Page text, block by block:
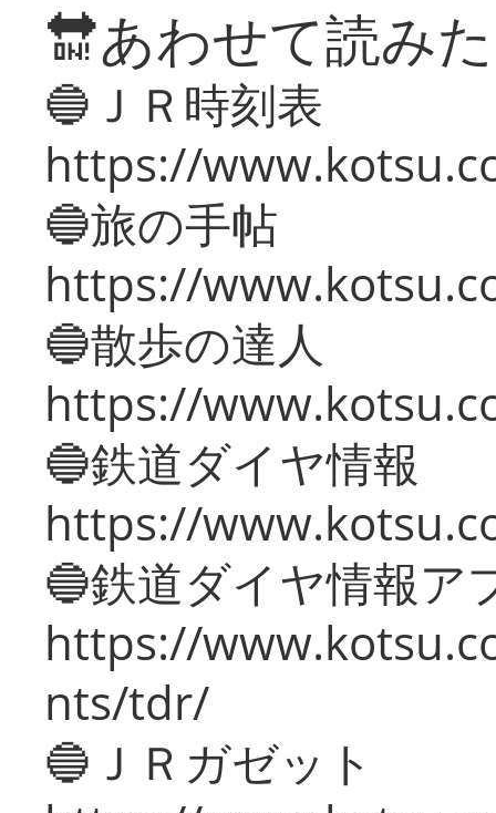
🔛あわせて読み
🔵ＪＲ時刻表
https://
🔵旅の手帖
https://
🔵散歩の達人
https://
🔵鉄道ダイヤ情報
https://
🔵鉄道ダイヤ情報ア
https://
nts/tdr/
🔵ＪＲガゼット